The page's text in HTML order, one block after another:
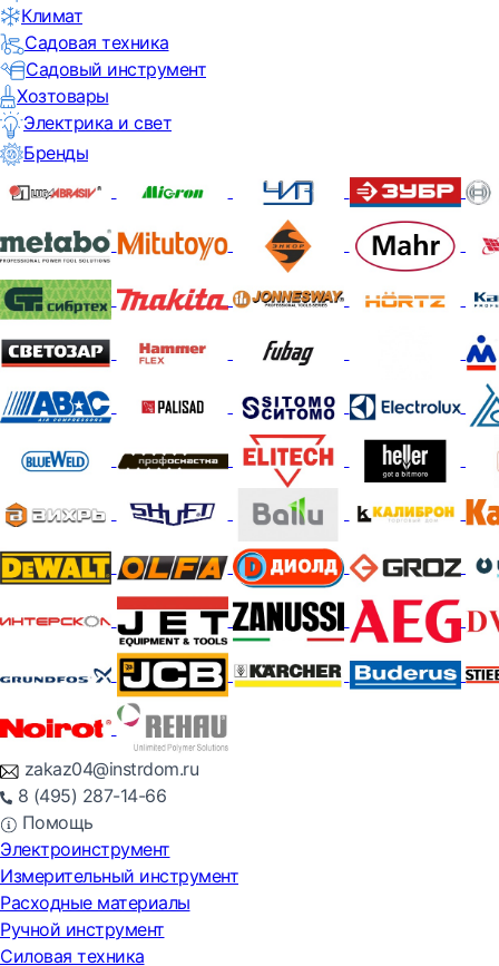
Климат
Садовая техника
Садовый инструмент
Хозтовары
Электрика и свет
Бренды
zakaz04@instrdom.ru
8 (495) 287-14-66
Помощь
Электроинструмент
Измерительный инструмент
Расходные материалы
Ручной инструмент
Силовая техника